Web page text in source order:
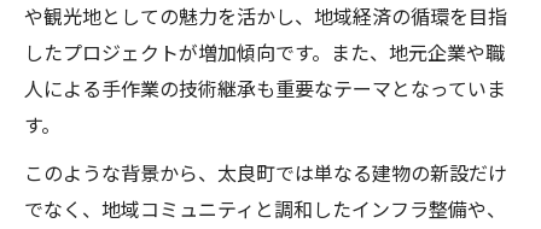
や観光地としての魅力を活かし、地域経済の循環を目指
したプロジェクトが増加傾向です。また、地元企業や職
人による手作業の技術継承も重要なテーマとなっていま
す。
このような背景から、太良町では単なる建物の新設だけ
でなく、地域コミュニティと調和したインフラ整備や、